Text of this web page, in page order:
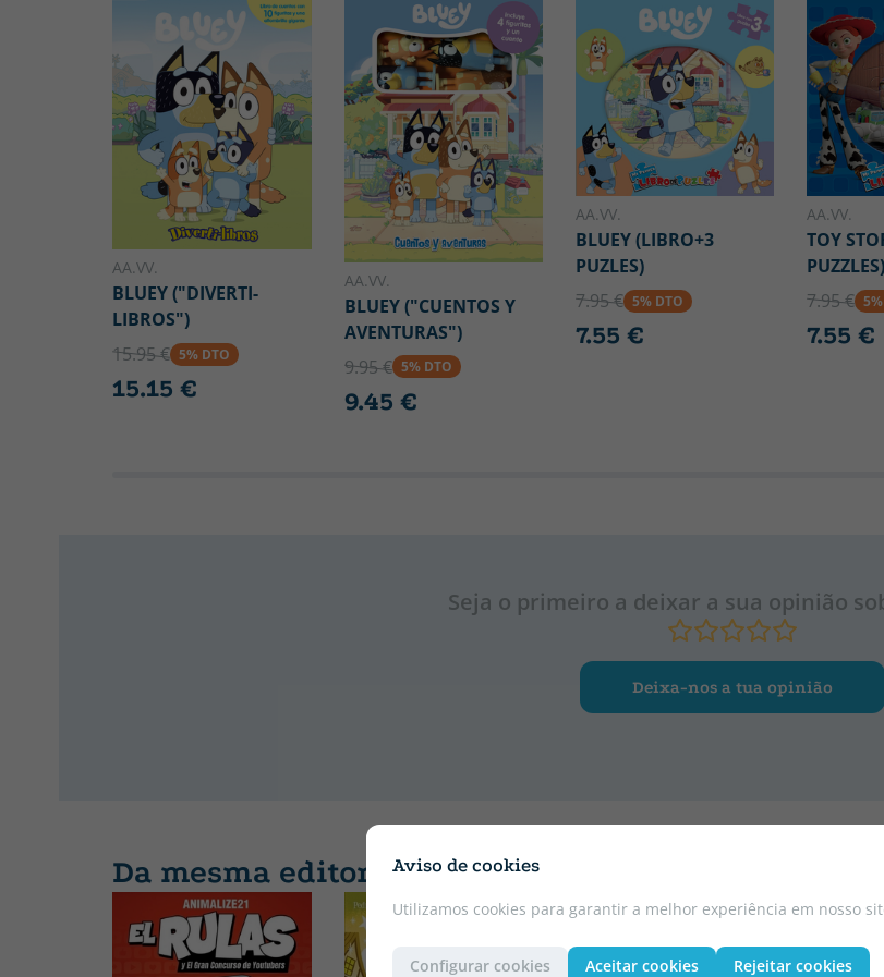
Aviso de cookies
Utilizamos cookies para garantir a melhor experiência em nosso
Configurar cookies Aceitar cookies Rejeitar cookies
AA.VV.
BLUEY ("DIVERTI-
LIBROS")
15.95 € 5% DTO
15.15 €
AA.VV.
BLUEY ("CUENTOS Y
AVENTURAS")
9.95 € 5% DTO
9.45 €
AA.VV.
BLUEY (LIBRO+3
PUZLES)
7.95 € 5% DTO
7.55 €
AA.VV.
TOY
PUZZLES)
7.95 €
7.55 €
Seja o primeiro a deixar a sua opinião
Deixa-nos a tua opinião
Da mesma editora